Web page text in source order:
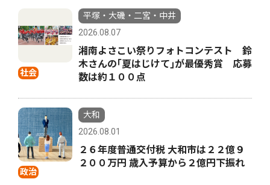
社会
平塚・大磯・二宮・中井
2026.08.07
湘南よさこい祭りフォトコンテスト 鈴
木さんの｢夏はじけて｣が最優秀賞 応募
数は約１００点
政治
大和
2026.08.01
２６年度普通交付税 大和市は２２億９
２００万円 歳入予算から２億円下振れ